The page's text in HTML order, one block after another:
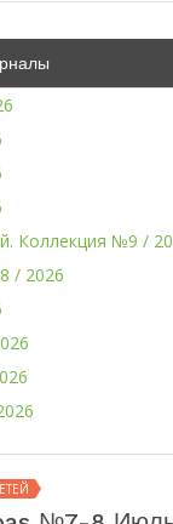
Коллекция №9 /
/ 2026